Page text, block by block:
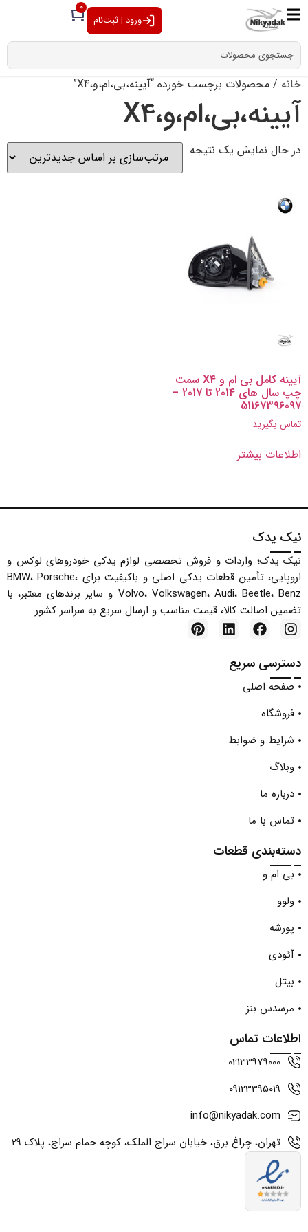
ورود | ثبت‌نام
0
خانه / محصولات برچسب خورده “آیینه،بی،ام،و،X4”
آیینه،بی،ام،و،X4
در حال نمایش یک نتیجه
آیینه کامل بی ام و X4 سمت
چپ سال های 2014 تا 2017 –
51167396097
تماس بگیرید
اطلاعات بیشتر
نیک یدک
نیک یدک؛ واردات و فروش تخصصی لوازم یدکی خودروهای لوکس و
اروپایی، تأمین قطعات یدکی اصلی و باکیفیت برای BMW، Porsche،
Volvo، Volkswagen، Audi، Beetle، Benz و سایر برندهای معتبر، با
تضمین اصالت کالا، قیمت مناسب و ارسال سریع به سراسر کشور
دسترسی سریع
صفحه اصلی
فروشگاه
شرایط و ضوابط
وبلاگ
درباره ما
تماس با ما
دسته‌بندی قطعات
بی ام و
ولوو
پورشه
آئودی
بیتل
مرسدس بنز
اطلاعات تماس
02133979000
09123395019
info@nikyadak.com
تهران، چراغ برق، خیابان سراج الملک، کوچه حمام سراج، پلاک 29